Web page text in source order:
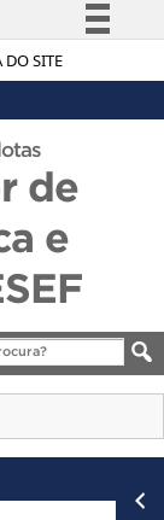
DO SITE
de
e